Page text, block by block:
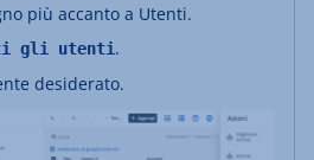
più accanto a Utenti.
gli utenti.
desiderato.